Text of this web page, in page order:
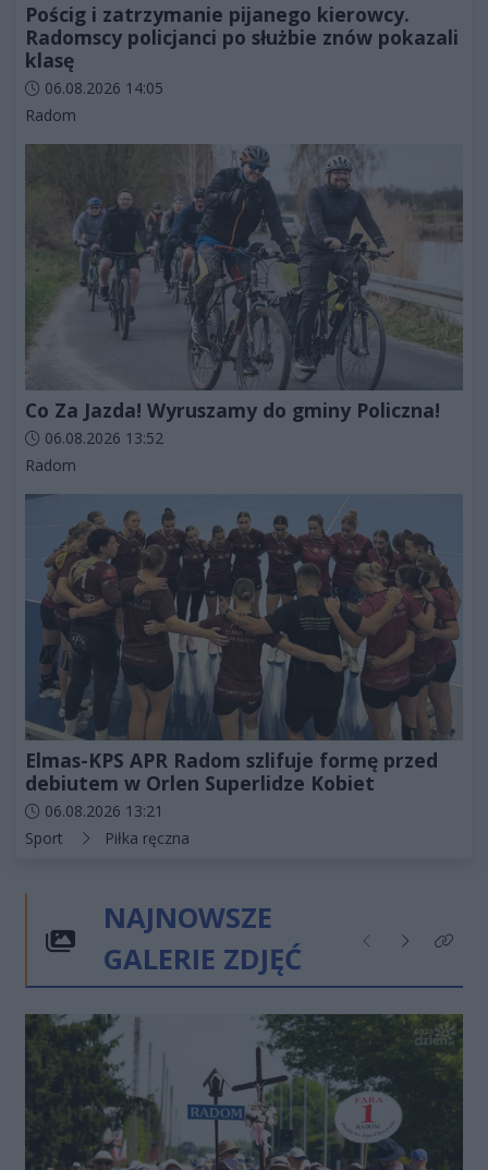
Pościg i zatrzymanie pijanego kierowcy.
Radomscy policjanci po służbie znów pokazali
klasę
Data dodania artykułu:
06.08.2026 14:05
Kategorie artykułu:
Radom
Co Za Jazda! Wyruszamy do gminy Policzna!
Data dodania artykułu:
06.08.2026 13:52
Kategorie artykułu:
Radom
Elmas-KPS APR Radom szlifuje formę przed
debiutem w Orlen Superlidze Kobiet
Data dodania artykułu:
06.08.2026 13:21
Kategorie artykułu:
Sport Piłka ręczna
NAJNOWSZE
GALERIE ZDJĘĆ
Poprzednie
NastępneKliknij